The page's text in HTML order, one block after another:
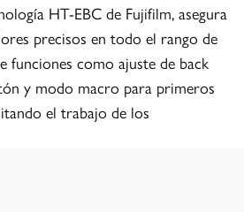
HT-EBC de Fujifilm, asegura
precisos en todo el rango de
funciones como ajuste de back
y modo macro para primeros
el trabajo de los